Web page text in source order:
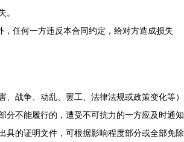
。
，任何一方违反本合同约定，给对方造成损失
、战争、动乱、罢工、法律法规或政策变化等）
分不能履行的，遭受不可抗力的一方应及时通知
具的证明文件，可根据影响程度部分或全部免除